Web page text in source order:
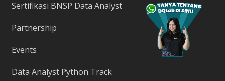
Sertifikasi BNSP Data Analyst
Partnership
Events
Data Analyst Python Track